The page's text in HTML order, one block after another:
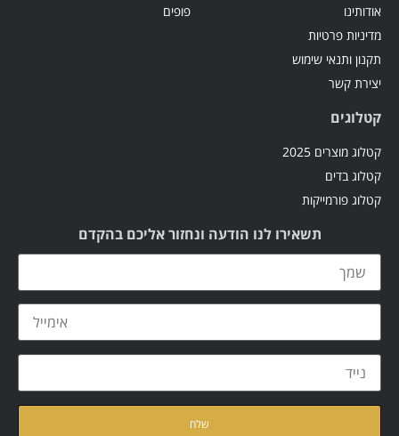
אודותינו
מדיניות פרטיות
תקנון ותנאי שימוש
יצירת קשר
פופים
קטלוגים
קטלוג מוצרים 2025
קטלוג בדים
קטלוג פורמייקות
תשאירו לנו הודעה ונחזור אליכם בהקדם